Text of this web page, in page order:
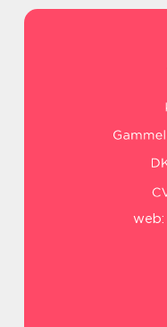
web: